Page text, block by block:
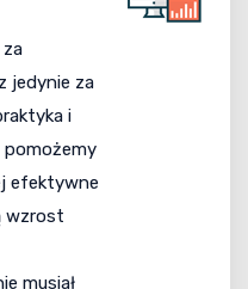
za
jedynie za
i
pomożemy
efektywne
wzrost
musiał